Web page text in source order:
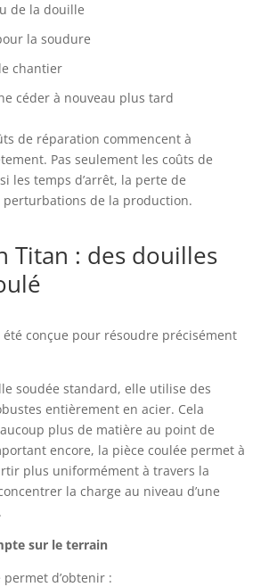
de la douille
la soudure
chantier
céder à nouveau plus tard
de réparation commencent à
Pas seulement les coûts de
les temps d’arrêt, la perte de
de la production.
Titan : des douilles
été conçue pour résoudre précisément
soudée standard, elle utilise des
entièrement en acier. Cela
plus de matière au point de
encore, la pièce coulée permet à
plus uniformément à travers la
la charge au niveau d’une
sur le terrain
d’obtenir :